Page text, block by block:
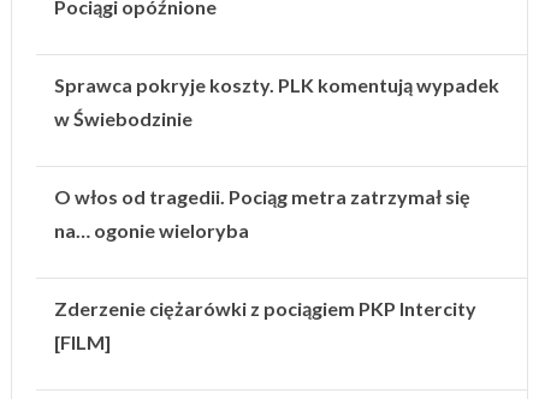
Pociągi opóźnione
Sprawca pokryje koszty. PLK komentują wypadek
w Świebodzinie
O włos od tragedii. Pociąg metra zatrzymał się
na… ogonie wieloryba
Zderzenie ciężarówki z pociągiem PKP Intercity
[FILM]